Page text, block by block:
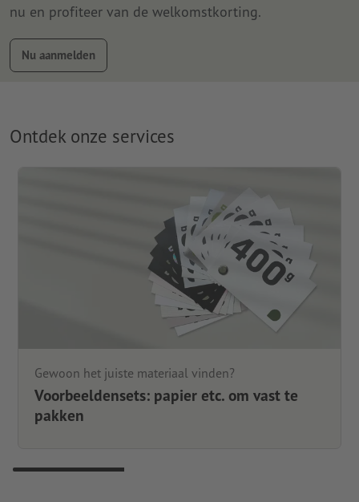
nu en profiteer van de welkomstkorting.
Nu aanmelden
Ontdek onze services
Gewoon het juiste materiaal vinden?
Voorbeeldensets: papier etc. om vast te
pakken